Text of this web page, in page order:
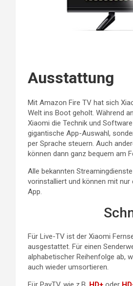
Ausstattung
Mit Amazon Fire TV hat sich
Welt ins Boot geholt. Während
Xiaomi die Technik und
gigantische App-Auswahl,
per Sprache steuern. Auch
können dann ganz bequem am
Alle bekannten
vorinstalliert und können mit
App.
Für Live-TV ist der Xiaomi
ausgestattet. Für einen
alphabetischer Reihenfolge ab,
auch wieder umsortieren.